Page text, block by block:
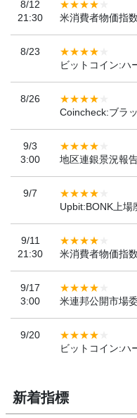
8/12
21:30
米消費者物価指
8/23
ビットコイン:ハ
8/26
Coincheck:ブラ
9/3
3:00
地区連銀景況報
9/7
Upbit:BONK上場
9/11
21:30
米消費者物価指
9/17
3:00
米連邦公開市場
9/20
ビットコイン:ハ
新着指標